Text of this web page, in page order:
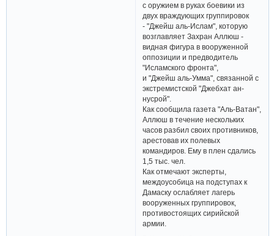
с оружием в руках боевики из
двух враждующих группировок
- "Джейш аль-Ислам", которую
возглавляет Захран Аллюш -
видная фигура в вооруженной
оппозиции и предводитель
"Исламского фронта",
и "Джейш аль-Умма", связанной с
экстремистской "Джебхат ан-
нусрой".
Как сообщила газета "Аль-Ватан",
Аллюш в течение нескольких
часов разбил своих противников,
арестовав их полевых
командиров. Ему в плен сдались
1,5 тыс. чел.
Как отмечают эксперты,
междоусобица на подступах к
Дамаску ослабляет лагерь
вооруженных группировок,
противостоящих сирийской
армии.